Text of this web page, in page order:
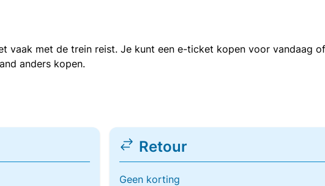
vaak met de trein reist. Je kunt een e-ticket kopen voor vandaag
anders kopen.
Retour
Geen korting